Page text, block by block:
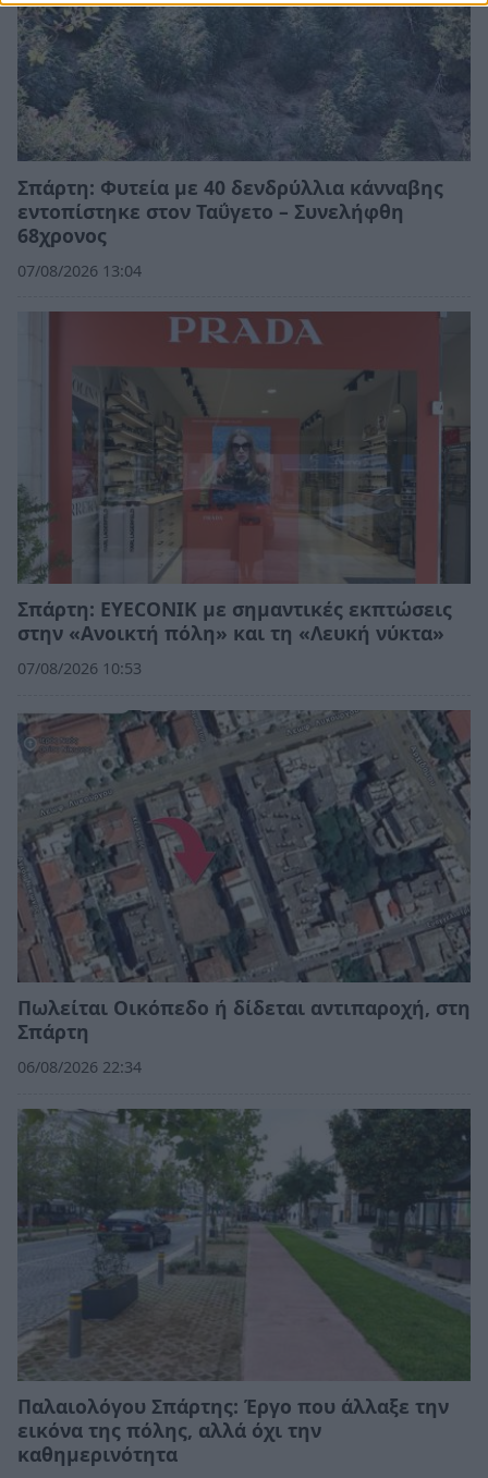
Σπάρτη: Φυτεία με 40 δενδρύλλια κάνναβης
εντοπίστηκε στον Ταΰγετο – Συνελήφθη
68χρονος
07/08/2026 13:04
Σπάρτη: EYECONIK με σημαντικές εκπτώσεις
στην «Ανοικτή πόλη» και τη «Λευκή νύκτα»
07/08/2026 10:53
Πωλείται Οικόπεδο ή δίδεται αντιπαροχή, στη
Σπάρτη
06/08/2026 22:34
Παλαιολόγου Σπάρτης: Έργο που άλλαξε την
εικόνα της πόλης, αλλά όχι την
καθημερινότητα